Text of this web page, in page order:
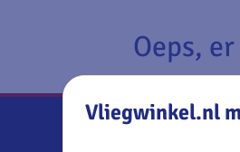
Oeps,
Vliegwinkel.nl